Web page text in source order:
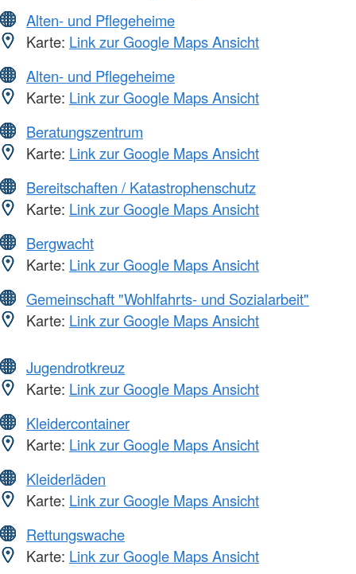
Alten- und Pflegeheime
Karte: Link zur Google Maps Ansicht
Alten- und Pflegeheime
Karte: Link zur Google Maps Ansicht
Beratungszentrum
Karte: Link zur Google Maps Ansicht
Bereitschaften / Katastrophenschutz
Karte: Link zur Google Maps Ansicht
Bergwacht
Karte: Link zur Google Maps Ansicht
Gemeinschaft "Wohlfahrts- und Sozialarbeit"
Karte: Link zur Google Maps Ansicht
Jugendrotkreuz
Karte: Link zur Google Maps Ansicht
Kleidercontainer
Karte: Link zur Google Maps Ansicht
Kleiderläden
Karte: Link zur Google Maps Ansicht
Rettungswache
Karte: Link zur Google Maps Ansicht